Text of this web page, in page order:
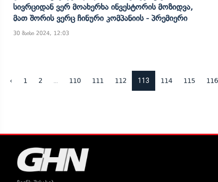
Სივრციდან Ვერ Მოახერხა Ინვესტორის Მოზიდვა,
Მათ Შორის Ვერც Ჩინური Კომპანიის - Პრემიერი
30 მაისი 2024, 12:03
‹ 1 2 110 111 112 113 114 115 116